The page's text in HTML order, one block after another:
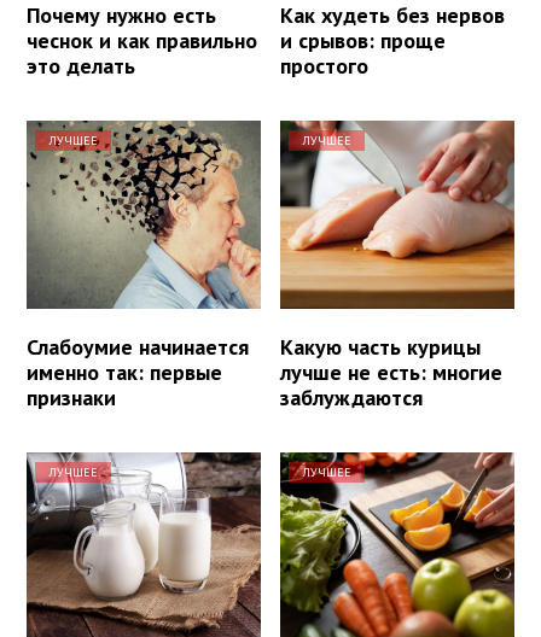
Почему нужно есть
чеснок и как правильно
это делать
Как худеть без нервов
и срывов: проще
простого
ЛУЧШЕЕ
Слабоумие начинается
именно так: первые
признаки
ЛУЧШЕЕ
Какую часть курицы
лучше не есть: многие
заблуждаются
ЛУЧШЕЕ ЛУЧШЕЕ